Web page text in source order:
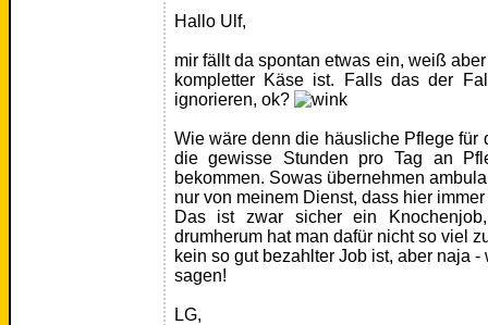
Hallo Ulf,
mir fällt da spontan etwas ein, weiß
kompletter Käse ist. Falls das der
ignorieren, ok?
Wie wäre denn die häusliche Pflege für
die gewisse Stunden pro Tag an
bekommen. Sowas übernehmen
nur von meinem Dienst, dass hier
Das ist zwar sicher ein
drumherum hat man dafür nicht so viel
kein so gut bezahlter Job ist, aber naja
sagen!
LG,